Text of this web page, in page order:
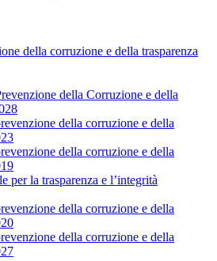
della corruzione e della trasparenza
della Corruzione e della
della corruzione e della
della corruzione e della
per la trasparenza e l’integrità
della corruzione e della
della corruzione e della